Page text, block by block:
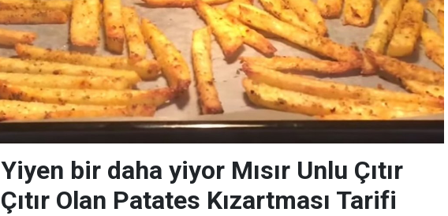
Yiyen bir daha yiyor Mısır Unlu Çıtır
Çıtır Olan Patates Kızartması Tarifi